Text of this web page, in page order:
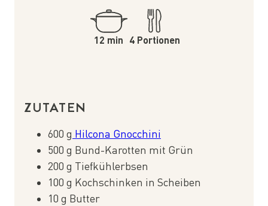
12 min 4 Portionen
ZUTATEN
600 g Hilcona Gnocchini
500 g Bund-Karotten mit Grün
200 g Tiefkühlerbsen
100 g Kochschinken in Scheiben
10 g Butter